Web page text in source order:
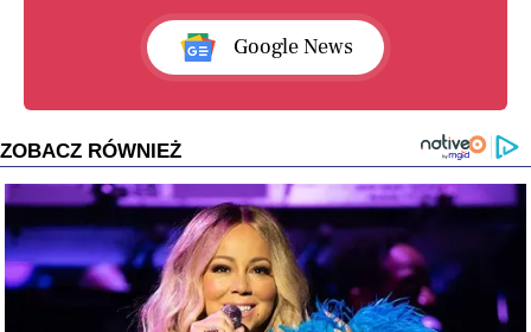
Google News
ZOBACZ RÓWNIEŻ